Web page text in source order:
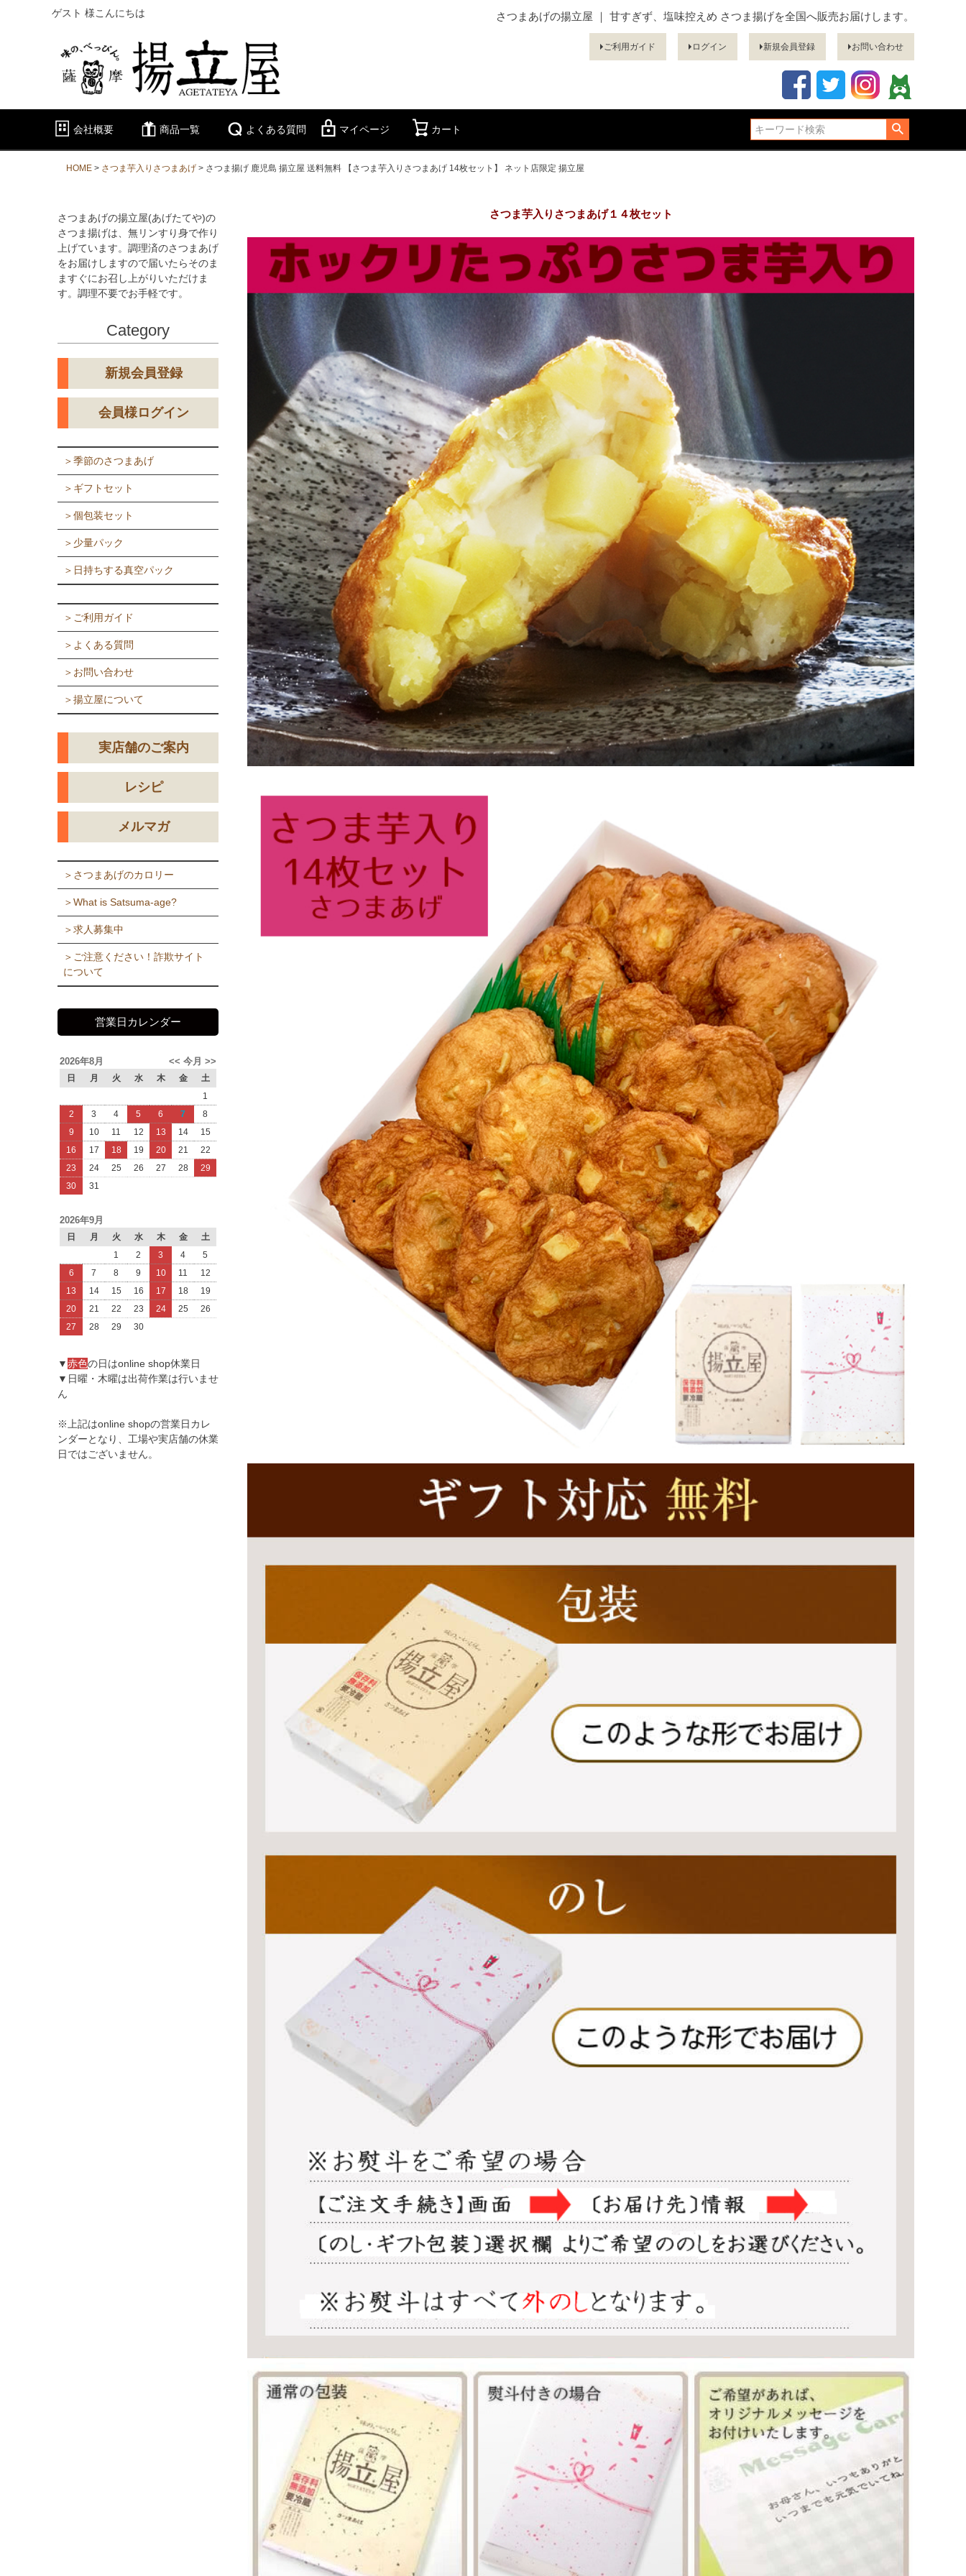
ゲスト 様こんにちは さつまあげの揚立屋 ｜ 甘すぎず、塩味控えめ さつま揚げを全国へ販売お届けします。
ご利用ガイド ログイン 新規会員登録 お問い合わせ
会社概要 商品一覧 よくある質問 マイページ カート
HOME さつま芋入りさつまあげ さつま揚げ 鹿児島 揚立屋 送料無料 【さつま芋入りさつまあげ 14枚セット】 ネット店限定 揚立屋
さつまあげの揚立屋(あげたてや)の
さつま揚げは、無リンすり身で作り
上げています。調理済のさつまあげ
をお届けしますので届いたらそのま
ますぐにお召し上がりいただけま
す。調理不要でお手軽です。
Category
新規会員登録
会員様ログイン
＞季節のさつまあげ
＞ギフトセット
＞個包装セット
＞少量パック
＞日持ちする真空パック
＞ご利用ガイド
＞よくある質問
＞お問い合わせ
＞揚立屋について
実店舗のご案内
レシピ
メルマガ
＞さつまあげのカロリー
＞What is Satsuma-age?
＞求人募集中
＞ご注意ください！詐欺サイト
について
営業日カレンダー
2026年8月 >>
今月
<<
日 月 火 水 木 金
土
1
2
3 4 5 6 7
8
9
10 11 12 13 14
15
16
17 18 19 20 21
22
23
24 25 26 27 28
29
30
31
2026年9月
日 月 火 水 木 金
土
1
2 3 4
5
6
7 8 9 10 11
12
13
14 15 16 17 18
19
20
21 22 23 24 25
26
27
28 29 30
▼赤色の日はonline shop休業日
▼日曜・木曜は出荷作業は行いませ
ん
※上記はonline shopの営業日カレ
ンダーとなり、工場や実店舗の休業
日ではございません。
さつま芋入りさつまあげ１４枚セット